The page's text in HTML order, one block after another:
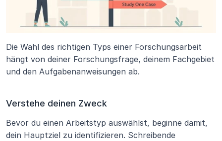
Die Wahl des richtigen Typs einer Forschungsarbeit
hängt von deiner Forschungsfrage, deinem Fachgebiet
und den Aufgabenanweisungen ab.
Verstehe deinen Zweck
Bevor du einen Arbeitstyp auswählst, beginne damit,
dein Hauptziel zu identifizieren. Schreibende